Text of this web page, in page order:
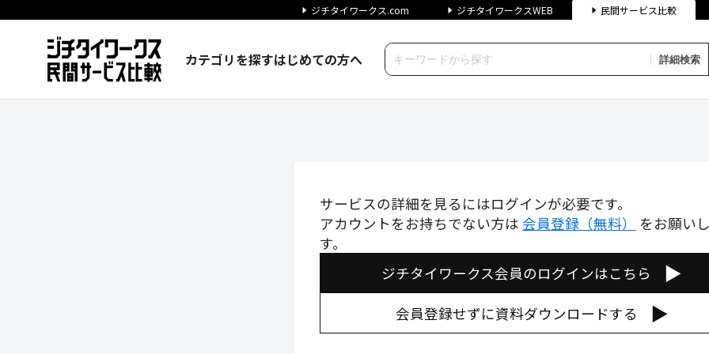
ジチタイワークス.com ジチタイワークスWEB 民間サービス比較
カテゴリを探すはじめての方へ 詳細検索
サービスの詳細を見るにはログインが必要です。
アカウントをお持ちでない方は 会員登録（無料）
をお願い
す。
ジチタイワークス会員のログインはこちら
▶
会員登録せずに資料ダウンロードする ▶